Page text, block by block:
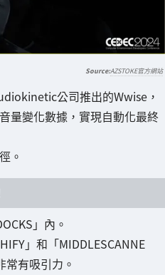
AZSTOKE官方網站
公司推出的Wwise，
量變化數據，實現自動化最終
。
」內。
」和「MIDDLESCANNE
常有吸引力。